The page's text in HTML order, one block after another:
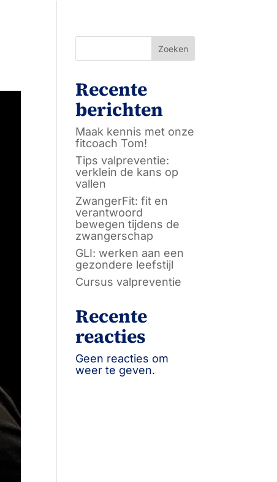
Zoeken
Recente
berichten
Maak kennis met onze
fitcoach Tom!
Tips valpreventie:
verklein de kans op
vallen
ZwangerFit: fit en
verantwoord
bewegen tijdens de
zwangerschap
GLI: werken aan een
gezondere leefstijl
Cursus valpreventie
Recente
reacties
Geen reacties om
weer te geven.